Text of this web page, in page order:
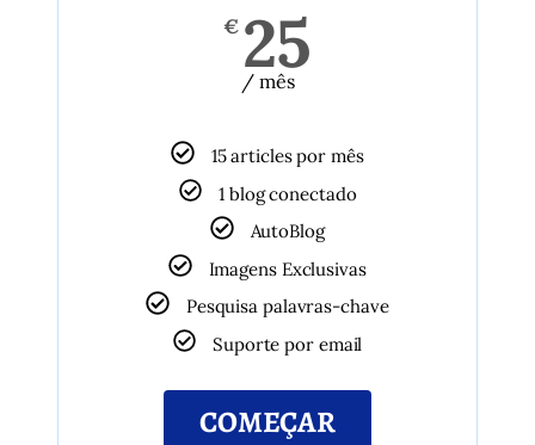
€ 25
/ mês
15 articles por mês
1 blog conectado
AutoBlog
Imagens Exclusivas
Pesquisa palavras-chave
Suporte por email
COMEÇAR